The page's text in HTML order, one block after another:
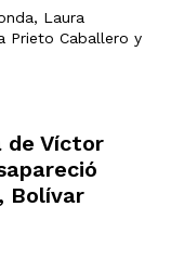
, Laura
Prieto Caballero y
de Víctor
Bolívar